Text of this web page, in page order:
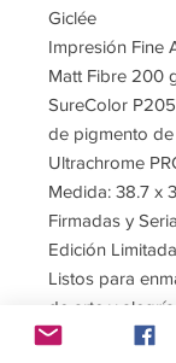
Giclée
Impresión Fine
Matt Fibre 200
SureColor
de pigmento
Ultrachrome
Medida: 38.7 x
Firmadas y
Edición
Listos para
de arte y alegría.